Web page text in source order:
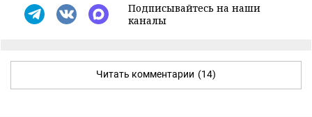
Подписывайтесь на наши
каналы
Читать комментарии (14)